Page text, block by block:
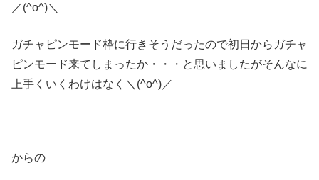
／(^o^)＼
ガチャピンモード枠に行きそうだったので初日からガチャ
ピンモード来てしまったか・・・と思いましたがそんなに
上手くいくわけはなく＼(^o^)／
からの